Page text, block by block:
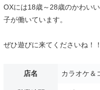
OXには18歳～28歳のかわい
子が働いています。
ぜひ遊びに来てくださいね！！
店名 カラオケ＆